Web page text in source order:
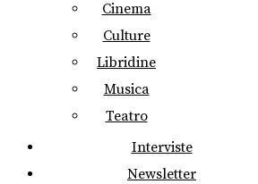
Cinema
Culture
Libridine
Musica
Teatro
Interviste
Newsletter